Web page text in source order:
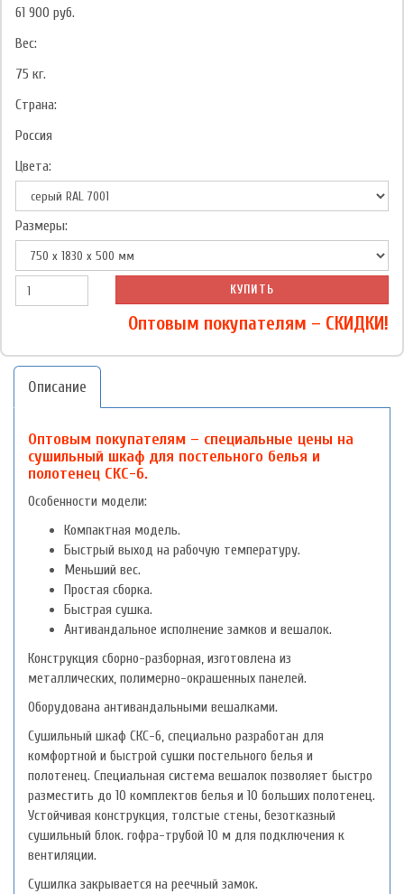
61 900 руб.
Вес:
75 кг.
Страна:
Россия
Цвета:
Размеры:
КУПИТЬ
Оптовым покупателям – СКИДКИ!
Описание
Оптовым покупателям – специальные цены на
сушильный шкаф для постельного белья и
полотенец СКС-6.
Особенности модели:
Компактная модель.
Быстрый выход на рабочую температуру.
Меньший вес.
Простая сборка.
Быстрая сушка.
Антивандальное исполнение замков и вешалок.
Конструкция сборно-разборная, изготовлена из
металлических, полимерно-окрашенных панелей.
Оборудована антивандальными вешалками.
Сушильный шкаф СКС-6, специально разработан для
комфортной и быстрой сушки постельного белья и
полотенец. Специальная система вешалок позволяет быстро
разместить до 10 комплектов белья и 10 больших полотенец.
Устойчивая конструкция, толстые стены, безотказный
сушильный блок. гофра-трубой 10 м для подключения к
вентиляции.
Сушилка закрывается на реечный замок.